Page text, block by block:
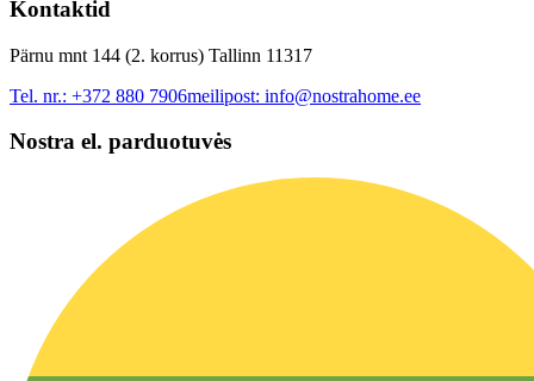
Kontaktid
Pärnu mnt 144 (2. korrus) Tallinn 11317
Tel. nr.: +372 880 7906meilipost: info@nostrahome.ee
Nostra el. parduotuvės